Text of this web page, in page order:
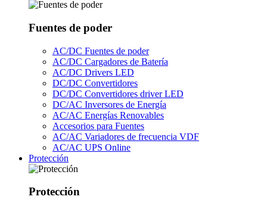
Fuentes de poder
AC/DC Fuentes de poder
AC/DC Cargadores de Batería
AC/DC Drivers LED
DC/DC Convertidores
DC/DC Convertidores driver LED
DC/AC Inversores de Energía
AC/AC Energías Renovables
Accesorios para Fuentes
AC/AC Variadores de frecuencia VDF
AC/AC UPS Online
Protección
Protección